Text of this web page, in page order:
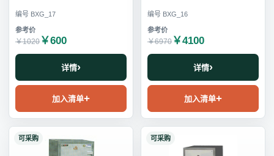
编号 BXG_17
￥1020 ￥600
详情
加入清单
编号 BXG_16
￥6970 ￥4100
详情
加入清单
可采购 可采购